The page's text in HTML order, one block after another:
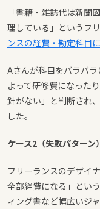
「書籍・雑誌代は新聞
理している」というフ
ンスの経費・勘定科目
Aさんが科目をバラバ
よって研修費になった
針がない」と判断され
した。
ケース2（失敗パター
フリーランスのデザイ
全部経費になる」とい
ィング書など幅広いジ